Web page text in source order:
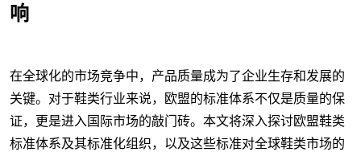
响
在全球化的市场竞争中，产品质量成为了企业生存和发展的
关键。对于鞋类行业来说，欧盟的标准体系不仅是质量的保
证，更是进入国际市场的敲门砖。本文将深入探讨欧盟鞋类
标准体系及其标准化组织，以及这些标准对全球鞋类市场的